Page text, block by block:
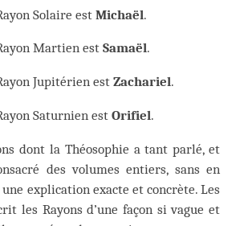
Solaire est Michaël.
Martien est Samaël.
Jupitérien est Zachariel.
Saturnien est Orifiel.
dont la Théosophie a tant parlé, et
des volumes entiers, sans en
explication exacte et concrète. Les
les Rayons d’une façon si vague et